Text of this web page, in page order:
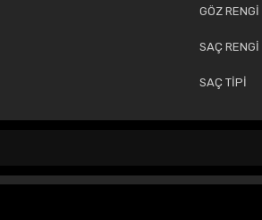
GÖZ RENGİ
SAÇ RENGİ
SAÇ TİPİ